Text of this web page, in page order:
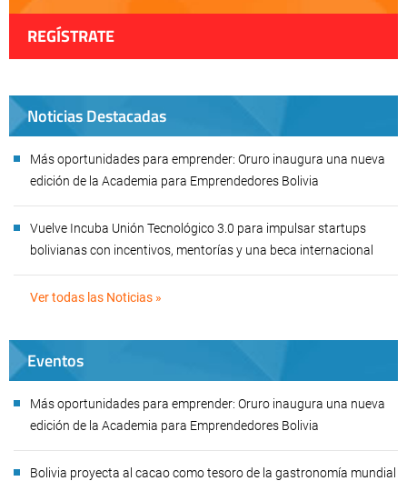
REGÍSTRATE
Noticias Destacadas
Más oportunidades para emprender: Oruro inaugura una nueva
edición de la Academia para Emprendedores Bolivia
Vuelve Incuba Unión Tecnológico 3.0 para impulsar startups
bolivianas con incentivos, mentorías y una beca internacional
Ver todas las Noticias »
Eventos
Más oportunidades para emprender: Oruro inaugura una nueva
edición de la Academia para Emprendedores Bolivia
Bolivia proyecta al cacao como tesoro de la gastronomía mundial